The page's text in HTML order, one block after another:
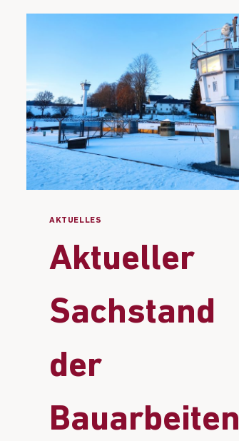
AKTUELLES
Aktueller
Sachstand
der
Bauarbeiten